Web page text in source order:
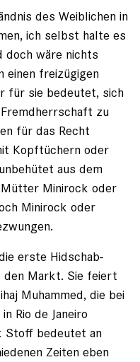
des Weiblichen in
ich selbst halte es
doch wäre nichts
einen freizügigen
für sie bedeutet, sich
zu
für das Recht
Kopftüchern oder
aus dem
Mütter Minirock oder
Minirock oder
erste Hidschab-
den Markt. Sie feiert
­Muhammed, die bei
Rio de Janeiro
Stoff bedeutet an
Zeiten eben